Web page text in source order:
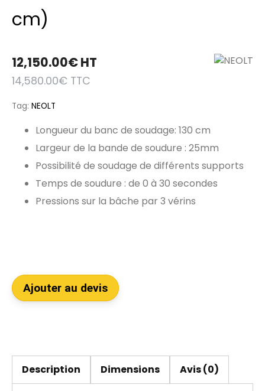
cm)
12,150.00€HT
14,580.00€ TTC
Tag: NEOLT
Longueur du banc de soudage: 130 cm
Largeur de la bande de soudure : 25mm
Possibilité de soudage de différents supports
Temps de soudure : de 0 à 30 secondes
Pressions sur la bâche par 3 vérins
Ajouter au devis
Description Dimensions Avis (0)